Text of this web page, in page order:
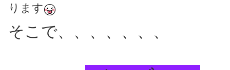
ります
そこで、、、、、、、